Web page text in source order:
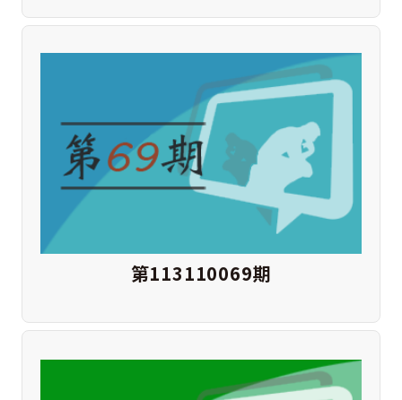
第113110069期